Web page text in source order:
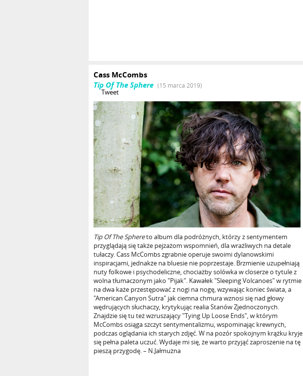
Cass McCombs
Tip Of The Sphere (15 marca 2019)
Tweet
Tip Of The Sphereto album dla podróżnych, którzy z sentymentem
przyglądają się także pejzażom wspomnień, dla wrażliwych na detale
tułaczy. Cass McCombs zgrabnie operuje swoimi dylanowskimi
inspiracjami, jednakże na bluesie nie poprzestaje. Brzmienie uzupełniają
nuty folkowe i psychodeliczne, chociażby solówka w closerze o tytule z
wolna tłumaczonym jako "Pijak". Kawałek "Sleeping Volcanoes" w rytmie
na dwa każe przestępować z nogi na nogę, wzywając koniec świata, a
"American Canyon Sutra" jak ciemna chmura wznosi się nad głowy
wędrujących słuchaczy, krytykując realia Stanów Zjednoczonych.
Znajdzie się tu też wzruszający "Tying Up Loose Ends", w którym
McCombs osiąga szczyt sentymentalizmu, wspominając krewnych,
podczas oglądania ich starych zdjęć. W na pozór spokojnym krążku kryje
się pełna paleta uczuć. Wydaje mi się, że warto przyjąć zaproszenie na tę
pieszą przygodę. – N.Jałmużna